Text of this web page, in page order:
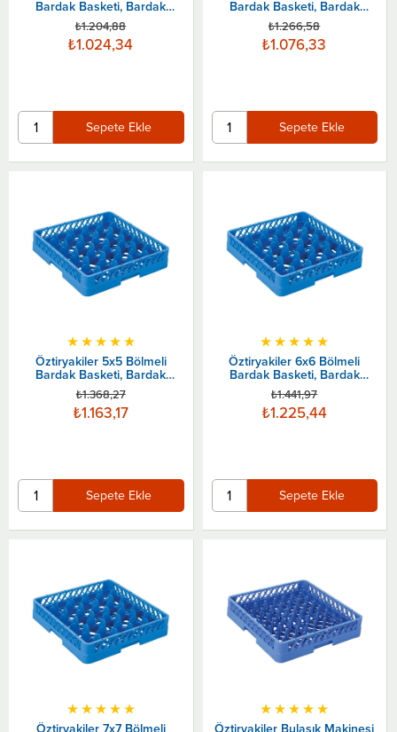
Bardak Basketi, Bardak
Sepeti
₺1.024,34
₺1.204,88
Sepete Ekle
Bardak Basketi, Bardak
Sepeti
₺1.076,33
₺1.266,58
Sepete Ekle
Öztiryakiler 5x5 Bölmeli
Bardak Basketi, Bardak
Sepeti
★★★★★
₺1.163,17
₺1.368,27
Sepete Ekle
Öztiryakiler 6x6 Bölmeli
Bardak Basketi, Bardak
Sepeti
★★★★★
₺1.225,44
₺1.441,97
Sepete Ekle
★★★★★ ★★★★★